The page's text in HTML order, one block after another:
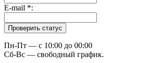
E-mail *:
Пн-Пт — c 10:00 до 00:00
Сб-Вс — свободный график.